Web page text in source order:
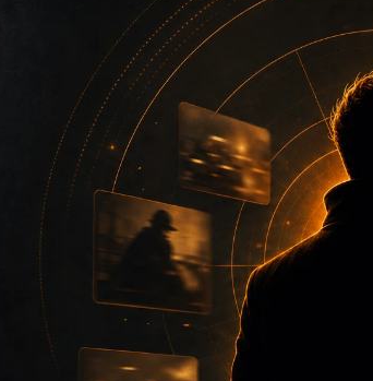
逼吃瓜事件与投稿入口展开，页面按照移动
入口查看同类内容，最后通过上一篇、下一篇
完全相同的标题。图片说明、文件名、alt 和
远程图片本地化、坏图默认图兜底、标题重复
篇保留相关问题、站内推荐和清晰的层级路